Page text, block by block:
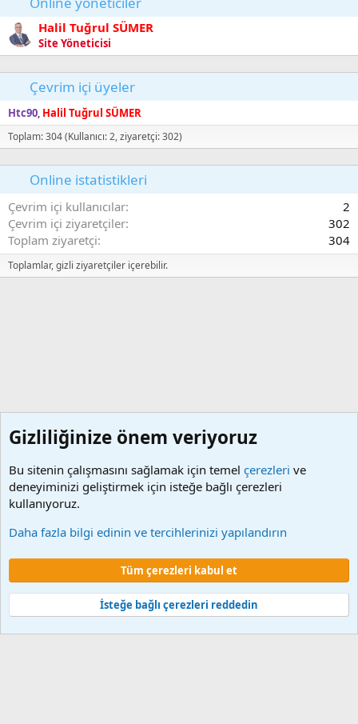
Halil Tuğrul SÜMER
Site Yöneticisi
Çevrim içi üyeler
Htc90 Halil Tuğrul SÜMER
Toplam: 304 (Kullanıcı: 2, ziyaretçi: 302)
Online istatistikleri
Çevrim içi kullanıcılar
2
Çevrim içi ziyaretçiler
302
Toplam ziyaretçi
304
Toplamlar, gizli ziyaretçiler içerebilir.
Çerezler
Şartlar ve kurallar
Gizlilik politikası Yardım Ana sayfa
Community platform by XenForo © 2010-2024 XenForo Ltd.
Türkçe yama 🇹🇷 [XGT] Yazılım ve web hizmetleri 2014-2024
Gizliliğinize önem veriyoruz
Bu sitenin çalışmasını sağlamak için temel çerezleri ve
deneyiminizi geliştirmek için isteğe bağlı çerezleri
kullanıyoruz.
Daha fazla bilgi edinin ve tercihlerinizi yapılandırın
Tüm çerezleri kabul et
İsteğe bağlı çerezleri reddedin